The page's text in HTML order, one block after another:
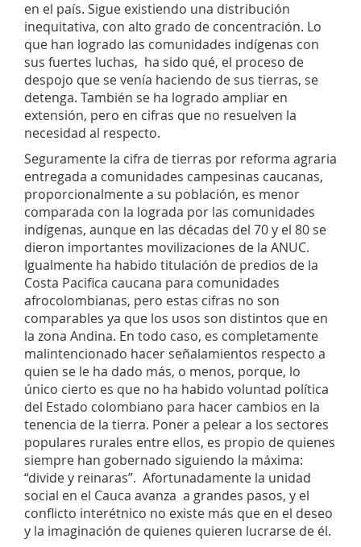
en el país. Sigue existiendo una distribución
inequitativa, con alto grado de concentración. Lo
que han logrado las comunidades indígenas con
sus fuertes luchas, ha sido qué, el proceso de
despojo que se venía haciendo de sus tierras, se
detenga. También se ha logrado ampliar en
extensión, pero en cifras que no resuelven la
necesidad al respecto.
Seguramente la cifra de tierras por reforma agraria
entregada a comunidades campesinas caucanas,
proporcionalmente a su población, es menor
comparada con la lograda por las comunidades
indígenas, aunque en las décadas del 70 y el 80 se
dieron importantes movilizaciones de la ANUC.
Igualmente ha habido titulación de predios de la
Costa Pacifica caucana para comunidades
afrocolombianas, pero estas cifras no son
comparables ya que los usos son distintos que en
la zona Andina. En todo caso, es completamente
malintencionado hacer señalamientos respecto a
quien se le ha dado más, o menos, porque, lo
único cierto es que no ha habido voluntad política
del Estado colombiano para hacer cambios en la
tenencia de la tierra. Poner a pelear a los sectores
populares rurales entre ellos, es propio de quienes
siempre han gobernado siguiendo la máxima:
“divide y reinaras”. Afortunadamente la unidad
social en el Cauca avanza a grandes pasos, y el
conflicto interétnico no existe más que en el deseo
y la imaginación de quienes quieren lucrarse de él.